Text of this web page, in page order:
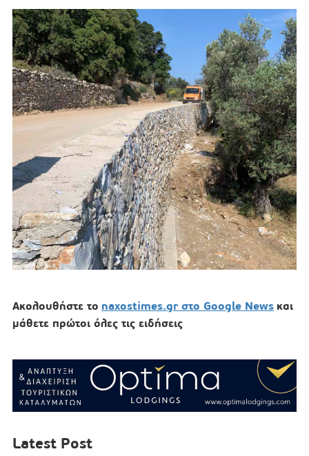
Ακολουθήστε το naxostimes.gr στο Google News και
μάθετε πρώτοι όλες τις ειδήσεις
Latest Post